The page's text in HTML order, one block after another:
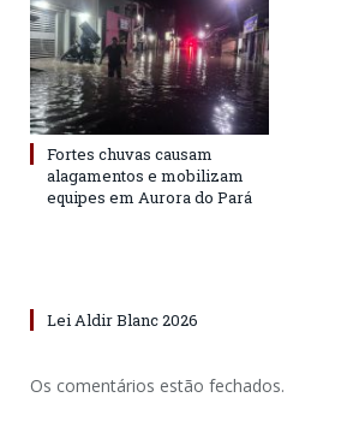
Fortes chuvas causam
alagamentos e mobilizam
equipes em Aurora do Pará
Lei Aldir Blanc 2026
Os comentários estão fechados.